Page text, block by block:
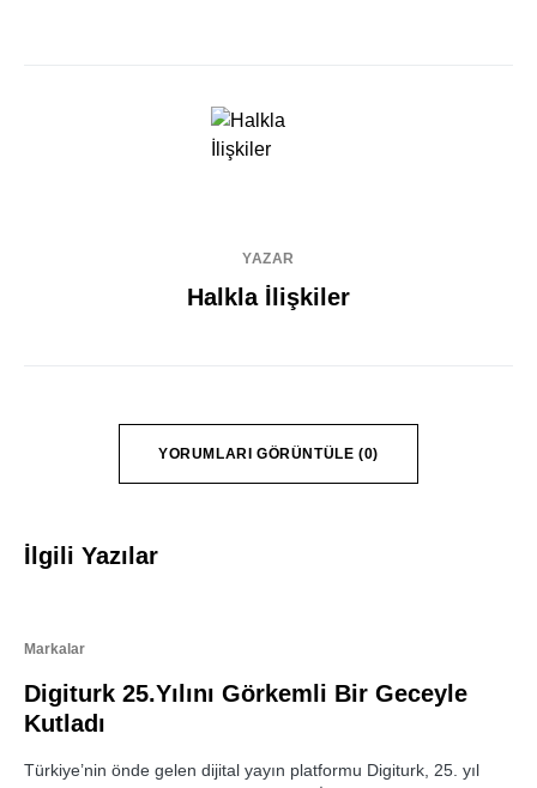
YAZAR
Halkla İlişkiler
YORUMLARI GÖRÜNTÜLE (0)
İlgili Yazılar
Markalar
Digiturk 25.Yılını Görkemli Bir Geceyle
Kutladı
Türkiye’nin önde gelen dijital yayın platformu Digiturk, 25. yıl